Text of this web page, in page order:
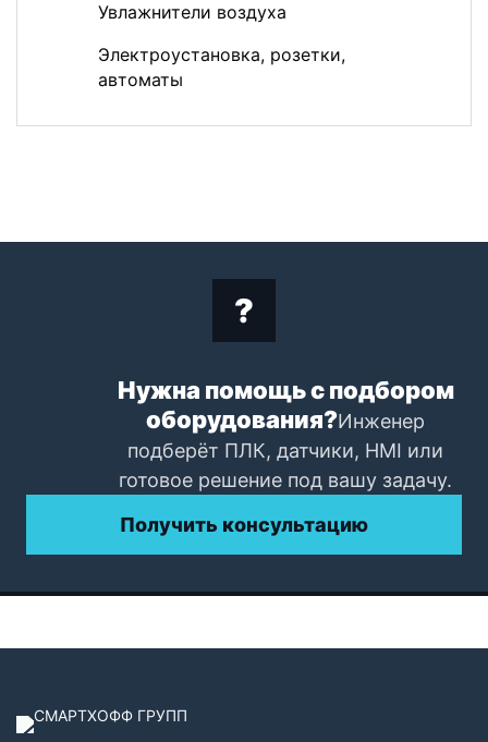
Увлажнители воздуха
Электроустановка, розетки,
автоматы
Нужна помощь с подбором
оборудования?Инженер
подберёт ПЛК, датчики, HMI или
готовое решение под вашу задачу.
Получить консультацию